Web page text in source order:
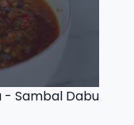
- Sambal Dabu